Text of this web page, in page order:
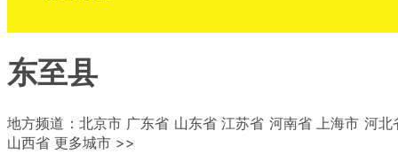
东至县
地方频道：北京市 广东省 山东省 江苏省 河南省 上海市 河
山西省 更多城市 >>